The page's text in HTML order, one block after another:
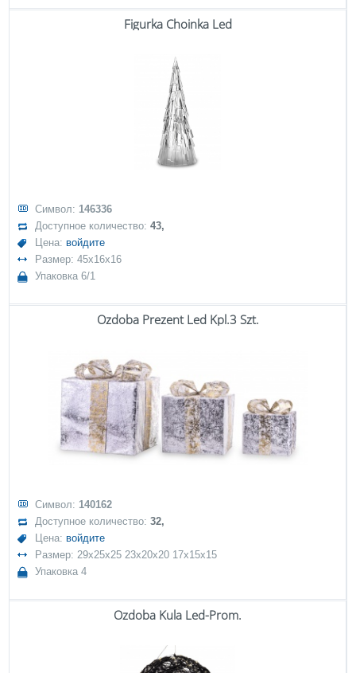
Figurka Choinka Led
Символ: 146336
Доступное количество:43,
Цена: войдите
Размер: 45x16x16
Упаковка 6/1
Ozdoba Prezent Led Kpl.3 Szt.
Символ: 140162
Доступное количество:32,
Цена: войдите
Размер: 29x25x25 23x20x20 17x15x15
Упаковка 4
Ozdoba Kula Led-Prom.